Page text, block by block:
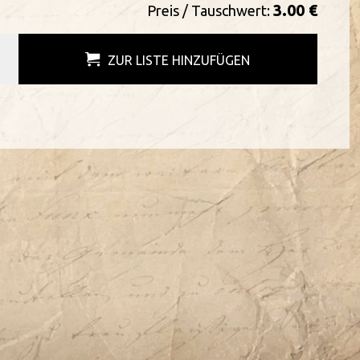
Preis / Tauschwert: 3.00 €
ZUR LISTE HINZUFÜGEN